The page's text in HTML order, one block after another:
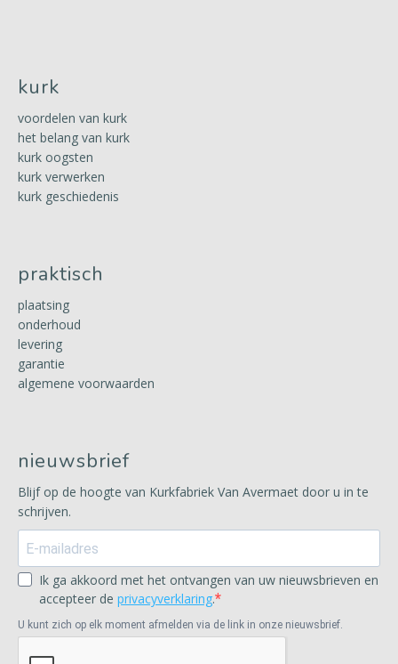
kurk
voordelen van kurk
het belang van kurk
kurk oogsten
kurk verwerken
kurk geschiedenis
praktisch
plaatsing
onderhoud
levering
garantie
algemene voorwaarden
nieuwsbrief
Blijf op de hoogte van Kurkfabriek Van Avermaet door u in te
schrijven.
Ik ga akkoord met het ontvangen van uw nieuwsbrieven en
accepteer de privacyverklaring.
U kunt zich op elk moment afmelden via de link in onze nieuwsbrief.